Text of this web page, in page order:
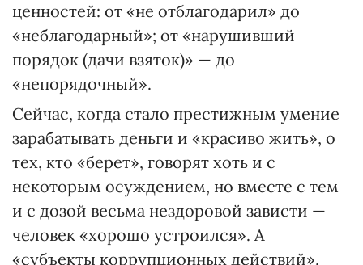
ценностей: от «не отблагодарил» до
«неблагодарный»; от «нарушивший
порядок (дачи взяток)» — до
«непорядочный».
Сейчас, когда стало престижным умение
зарабатывать деньги и «красиво жить», о
тех, кто «берет», говорят хоть и с
некоторым осуждением, но вместе с тем
и с дозой весьма нездоровой зависти —
человек «хорошо устроился». А
«субъекты коррупционных действий»,